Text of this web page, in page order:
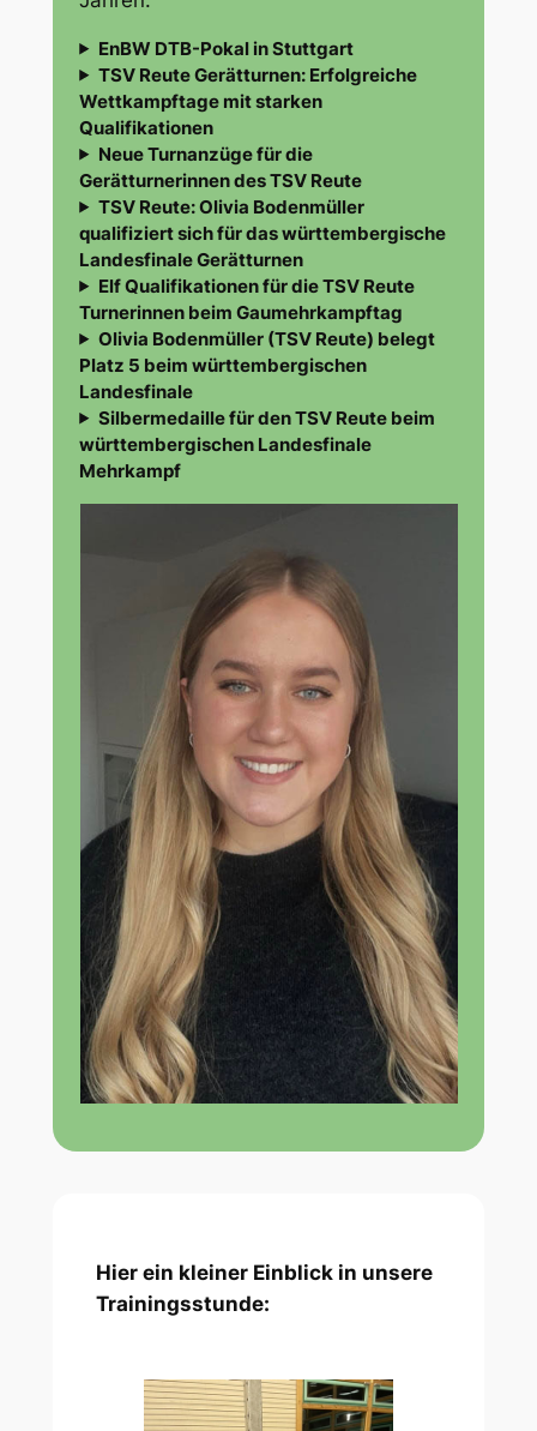
EnBW DTB-Pokal in Stuttgart
TSV Reute Gerätturnen: Erfolgreiche
Wettkampftage mit starken
Qualifikationen
Neue Turnanzüge für die
Gerätturnerinnen des TSV Reute
TSV Reute: Olivia Bodenmüller
qualifiziert sich für das württembergische
Landesfinale Gerätturnen
Elf Qualifikationen für die TSV Reute
Turnerinnen beim Gaumehrkampftag
Olivia Bodenmüller (TSV Reute) belegt
Platz 5 beim württembergischen
Landesfinale
Silbermedaille für den TSV Reute beim
württembergischen Landesfinale
Mehrkampf
Hier ein kleiner Einblick in unsere
Trainingsstunde: